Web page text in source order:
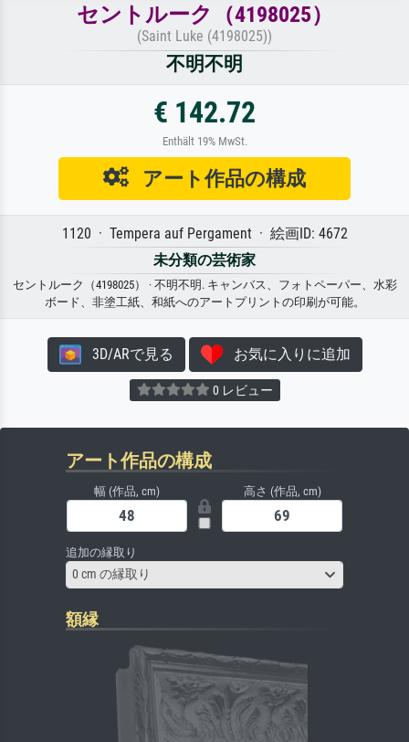
セントルーク（4198025）
(Saint Luke (4198025))
不明不明
€ 142.72
Enthält 19% MwSt.
アート作品の構成
1120 · Tempera auf Pergament · 絵画ID: 4672
未分類の芸術家
セントルーク（4198025） · 不明不明. キャンバス、フォトペーパー、水彩
ボード、非塗工紙、和紙へのアートプリントの印刷が可能。
3D/ARで見る お気に入りに追加
0 レビュー
アート作品の構成
幅 (作品, cm) 高さ (作品, cm)
追加の縁取り
0 cm の縁取り
額縁